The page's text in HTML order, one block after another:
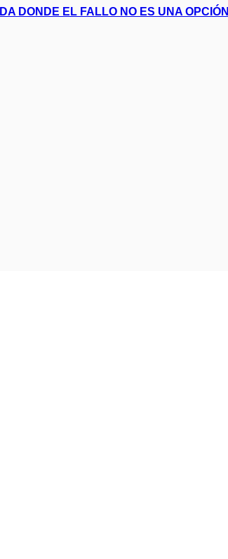
DONDE EL FALLO NO ES UNA OPCIÓN